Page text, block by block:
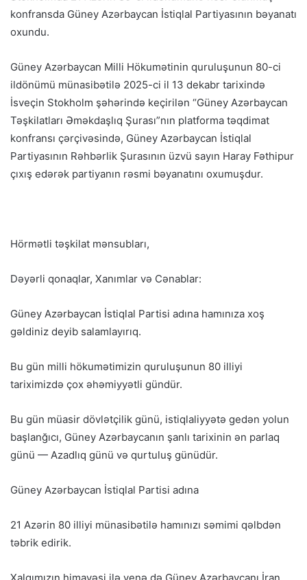
konfransda Güney Azərbaycan İstiqlal Partiyasının bəyanatı
oxundu.
Güney Azərbaycan Milli Hökumətinin quruluşunun 80-ci
ildönümü münasibətilə 2025-ci il 13 dekabr tarixində
İsveçin Stokholm şəhərində keçirilən “Güney Azərbaycan
Təşkilatları Əməkdaşlıq Şurası”nın platforma təqdimat
konfransı çərçivəsində, Güney Azərbaycan İstiqlal
Partiyasının Rəhbərlik Şurasının üzvü sayın Haray Fəthipur
çıxış edərək partiyanın rəsmi bəyanatını oxumuşdur.
Hörmətli təşkilat mənsubları,
Dəyərli qonaqlar, Xanımlar və Cənablar:
Güney Azərbaycan İstiqlal Partisi adına hamınıza xoş
gəldiniz deyib salamlayırıq.
Bu gün milli hökumətimizin quruluşunun 80 illiyi
tariximizdə çox əhəmiyyətli gündür.
Bu gün müasir dövlətçilik günü, istiqlaliyyətə gedən yolun
başlanğıcı, Güney Azərbaycanın şanlı tarixinin ən parlaq
günü — Azadlıq günü və qurtuluş günüdür.
Güney Azərbaycan İstiqlal Partisi adına
21 Azərin 80 illiyi münasibətilə hamınızı səmimi qəlbdən
təbrik edirik.
Xalqımızın himayəsi ilə yenə də Güney Azərbaycanı İran